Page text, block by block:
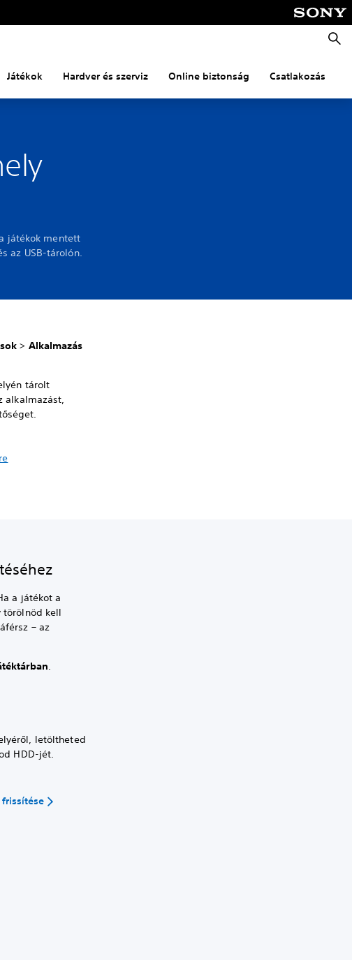
Játékok Hardver és szerviz Online biztonság Csatlakozás
játékok mentett
az USB-tárolón.
> Alkalmazás
tárolt
alkalmazást,
a játékot a
törölnöd kell
– az
.
letöltheted
HDD-jét.
frissítése